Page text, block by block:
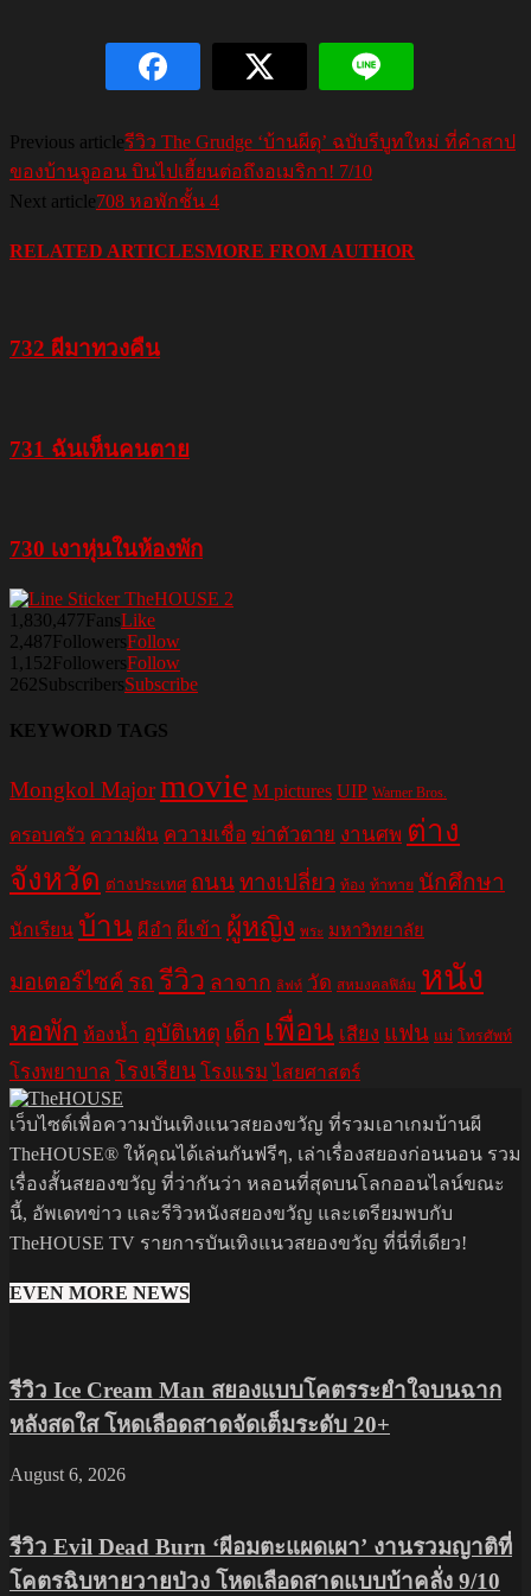
Previous articleรีวิว The Grudge ‘บ้านผีดุ’ ฉบับรีบูทใหม่ ที่คำสาป
ของบ้านจูออน บินไปเฮี้ยนต่อถึงอเมริกา! 7/10
Next article708 หอพักชั้น 4
RELATED ARTICLESMORE FROM AUTHOR
732 ผีมาทวงคืน
731 ฉันเห็นคนตาย
730 เงาหุ่นในห้องพัก
1,830,477FansLike
2,487FollowersFollow
1,152FollowersFollow
262SubscribersSubscribe
KEYWORD TAGS
Mongkol Majormovie M pictures UIP Warner Bros.
ครอบครัว ความฝัน ความเชื่อ ฆ่าตัวตาย งานศพ ต่าง
จังหวัด ต่างประเทศ ถนนทางเปลี่ยว ท้อง ท้าทาย นักศึกษา
นักเรียน บ้าน ผีอำ ผีเข้า ผู้หญิง พระ มหาวิทยาลัย
มอเตอร์ไซค์ รถ รีวิว ลาจาก ลิฟท์ วัด สหมงคลฟิล์ม หนัง
หอพัก ห้องน้ำ อุบัติเหตุ เด็ก เพื่อน เสียง แฟน แม่ โทรศัพท์
โรงพยาบาล โรงเรียน โรงแรม ไสยศาสตร์
เว็บไซต์เพื่อความบันเทิงแนวสยองขวัญ ที่รวมเอาเกมบ้านผี
TheHOUSE® ให้คุณได้เล่นกันฟรีๆ, เล่าเรื่องสยองก่อนนอน รวม
เรื่องสั้นสยองขวัญ ที่ว่ากันว่า หลอนที่สุดบนโลกออนไลน์ขณะ
นี้, อัพเดทข่าว และรีวิวหนังสยองขวัญ และเตรียมพบกับ
TheHOUSE TV รายการบันเทิงแนวสยองขวัญ ที่นี่ที่เดียว!
EVEN MORE NEWS
รีวิว Ice Cream Man สยองแบบโคตรระยำใจบนฉาก
หลังสดใส โหดเลือดสาดจัดเต็มระดับ 20+
August 6, 2026
รีวิว Evil Dead Burn ‘ผีอมตะแผดเผา’ งานรวมญาติที่
โคตรฉิบหายวายป่วง โหดเลือดสาดแบบบ้าคลั่ง 9/10